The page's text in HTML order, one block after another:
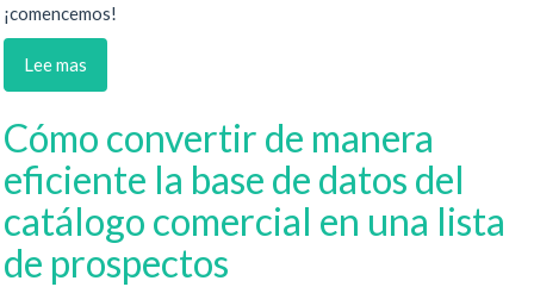
¡comencemos!
Lee mas
Cómo convertir de manera
eficiente la base de datos del
catálogo comercial en una lista
de prospectos